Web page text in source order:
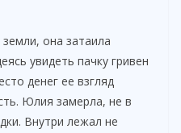
она затаила
увидеть пачку гривен
денег ее взгляд
Юлия замерла, не в
Внутри лежал не